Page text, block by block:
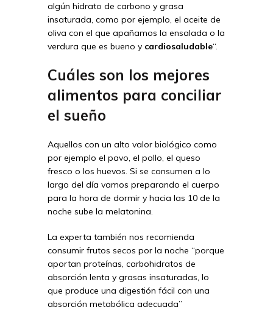
algún hidrato de carbono y grasa
insaturada, como por ejemplo, el aceite de
oliva con el que apañamos la ensalada o la
verdura que es bueno y cardiosaludable“.
Cuáles son los mejores
alimentos para conciliar
el sueño
Aquellos con un alto valor biológico como
por ejemplo el pavo, el pollo, el queso
fresco o los huevos. Si se consumen a lo
largo del día vamos preparando el cuerpo
para la hora de dormir y hacia las 10 de la
noche sube la melatonina.
La experta también nos recomienda
consumir frutos secos por la noche “porque
aportan proteínas, carbohidratos de
absorción lenta y grasas insaturadas, lo
que produce una digestión fácil con una
absorción metabólica adecuada”